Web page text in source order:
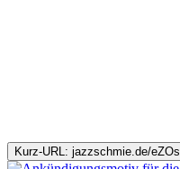
Kurz-URL: jazzschmie.de/eZOs